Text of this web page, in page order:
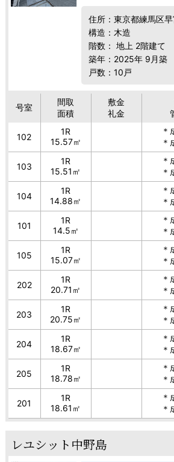
住所：東京都練馬区
構造：木造
階数： 地上 2階建て
築年：2025年 9月築
戸数：10戸
号室
間取
面積
敷金
礼金
102
1R
15.57㎡
＊
＊
103
1R
15.51㎡
＊
＊
104
1R
14.88㎡
＊
＊
101
1R
14.5㎡
＊
＊
105
1R
15.07㎡
＊
＊
202
1R
20.71㎡
＊
＊
203
1R
20.75㎡
＊
＊
204
1R
18.67㎡
＊
＊
205
1R
18.78㎡
＊
＊
201
1R
18.61㎡
＊
＊
レユシット中野島